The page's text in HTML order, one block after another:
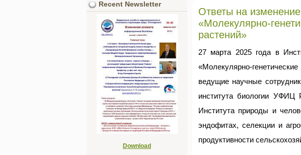
Ответы на
«Молекулярно-
растений»
27 марта 2025 года в
«Молекулярно-
ведущие научные
института биологии
Института природы и
эндофитах, селекции и
продуктивности
Recent Newsletter
Download